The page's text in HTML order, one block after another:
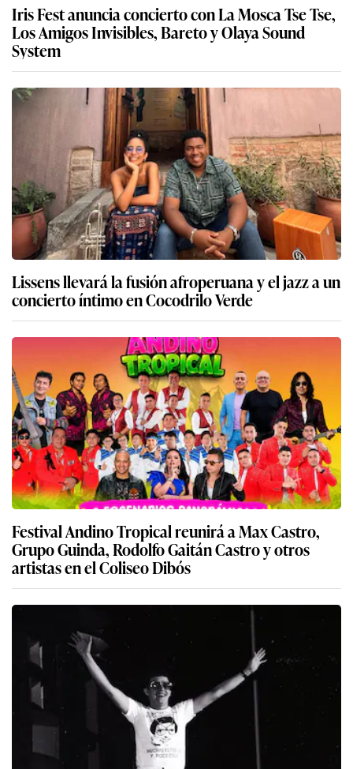
Iris Fest anuncia concierto con La Mosca Tse Tse,
Los Amigos Invisibles, Bareto y Olaya Sound
System
Lissens llevará la fusión afroperuana y el jazz a un
concierto íntimo en Cocodrilo Verde
Festival Andino Tropical reunirá a Max Castro,
Grupo Guinda, Rodolfo Gaitán Castro y otros
artistas en el Coliseo Dibós